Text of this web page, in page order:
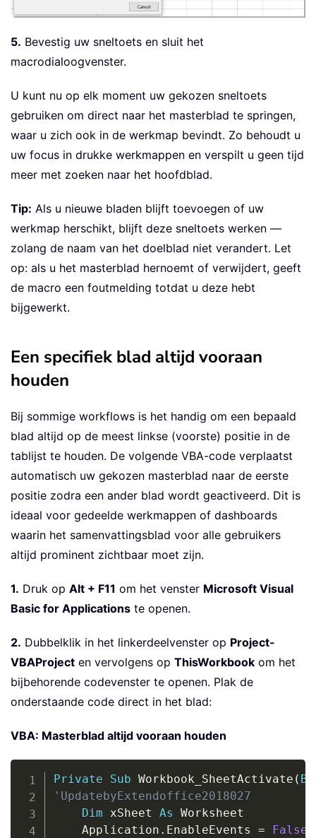
5. Bevestig uw sneltoets en sluit het
macrodialoogvenster.
U kunt nu op elk moment uw gekozen sneltoets
gebruiken om direct naar het masterblad te springen,
waar u zich ook in de werkmap bevindt. Zo behoudt u
uw focus in drukke werkmappen en verspilt u geen tijd
meer met zoeken naar het hoofdblad.
Tip: Als u nieuwe bladen blijft toevoegen of uw
werkmap herschikt, blijft deze sneltoets werken —
zolang de naam van het doelblad niet verandert. Let
op: als u het masterblad hernoemt of verwijdert, geeft
de macro een foutmelding totdat u deze hebt
bijgewerkt.
Een specifiek blad altijd vooraan
houden
Bij sommige workflows is het handig om een bepaald
blad altijd op de meest linkse (voorste) positie in de
tablijst te houden. De volgende VBA-code verplaatst
automatisch uw gekozen masterblad naar de eerste
positie zodra een ander blad wordt geactiveerd. Dit is
ideaal voor gedeelde werkmappen of dashboards
waarin het samenvattingsblad voor alle gebruikers
altijd prominent zichtbaar moet zijn.
1. Druk op Alt + F11 om het venster Microsoft Visual
Basic for Applications te openen.
2. Dubbelklik in het linkerdeelvenster op Project-
VBAProject en vervolgens op ThisWorkbook om het
bijbehorende codevenster te openen. Plak de
onderstaande code direct in het blad:
VBA: Masterblad altijd vooraan houden
Private Sub Workbook_SheetActivate (
'UpdatebyExtendoffice2018027
Dim xSheet As Worksheet
    Application
. EnableEvents =
False
Copy